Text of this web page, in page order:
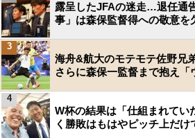
露呈したJFAの迷走…退任通
事」は森保監督得への敬意を
海舟&航大のモテモテ佐野兄
さらに森保一監督まで抱え「
3
W杯の結果は「仕組まれて
く勝敗はもはやピッチ上だけ
4